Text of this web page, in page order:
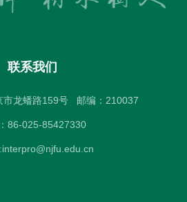
联系我们
市龙蟠路159号 邮编：210037
86-025-85427330